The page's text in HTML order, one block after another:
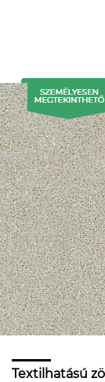
Textilhatású